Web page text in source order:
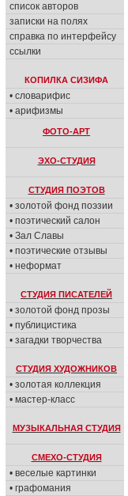
список авторов
записки на полях
справка по интерфейсу
ссылки
КОПИЛКА СИЗИФА
• словарифис
• арифизмы
ФОТО-АРТ
ЭХО-СТУДИЯ
СТУДИЯ ПОЭТОВ
• золотой фонд поэзии
• поэтический салон
• Зал Славы
• поэтические отзывы
• неформат
СТУДИЯ ПИСАТЕЛЕЙ
• золотой фонд прозы
• публицистика
• загадки творчества
СТУДИЯ ХУДОЖНИКОВ
• золотая коллекция
• мастер-класс
МУЗЫКАЛЬНАЯ СТУДИЯ
СМЕХО-СТУДИЯ
• веселые картинки
• графомания